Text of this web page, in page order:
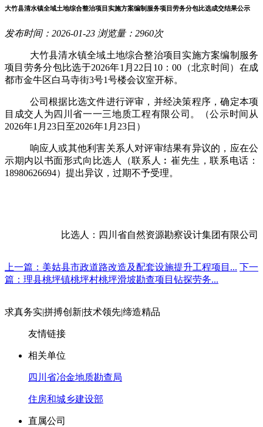
大竹县清水镇全域土地综合整治项目实施方案编制服务项目劳务分包比选成交结果公示
发布时间：2026-01-23 浏览量：2960次
大竹县清水镇全域土地综合整治项目实施方案编制服务
项目劳务分包比选于2026年1 月 22 日 10：00 （北京时间）在成
都市金牛区白马寺街3号1号楼会议室开标。
公司根据比选文件进行评审，并经决策程序，确定本项
目成交人为四川省一一三地质工程有限公司。
（公示时间从
2026年1 月 23日至2026年1 月 23日 ）
响应人或其他利害关系人对评审结果有异议的，应在公
示期内以书面形式向比选人（联系人︰崔先生，联系电话：
18980626694）提出异议，过期不予受理。
比选人：四川省自然资源勘察设计集团有限公司
上一篇：美姑县市政道路改造及配套设施提升工程项目... 下一
篇：理县桃坪镇桃坪村桃坪滑坡勘查项目钻探劳务...
求真务实|拼搏创新|技术领先|缔造精品
友情链接
相关单位
四川省冶金地质勘查局
住房和城乡建设部
直属公司